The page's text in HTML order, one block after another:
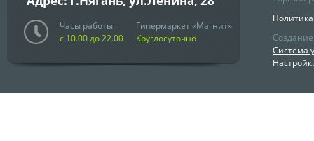
Часы работы:
с 10.00 до 22.00
Гипермаркет «Магнит»:
Круглосуточно
Система